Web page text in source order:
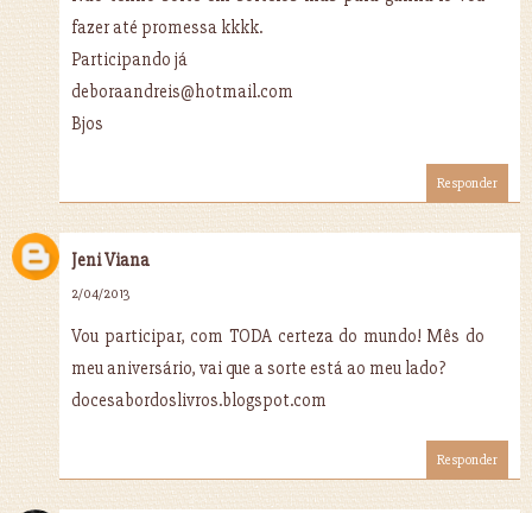
fazer até promessa kkkk.
Participando já
deboraandreis@hotmail.com
Bjos
Responder
Jeni Viana
2/04/2013
Vou participar, com TODA certeza do mundo! Mês do
meu aniversário, vai que a sorte está ao meu lado?
docesabordoslivros.blogspot.com
Responder